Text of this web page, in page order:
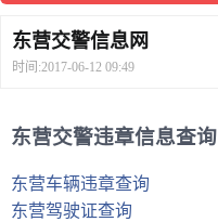
东营交警信息网
时间:2017-06-12 09:49
东营交警违章信息查询
东营车辆违章查询
东营驾驶证查询